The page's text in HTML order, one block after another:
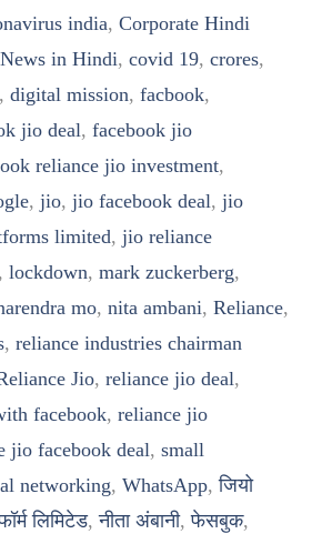
india, Corporate Hindi
in Hindi, covid 19, crores,
, digital mission, facbook,
jio deal, facebook jio
reliance jio investment,
, jio, jio facebook deal, jio
limited, jio reliance
, lockdown, mark zuckerberg,
mo, nita ambani, Reliance,
, reliance industries chairman
Jio, reliance jio deal,
facebook, reliance jio
jio facebook deal, small
networking, WhatsApp,जियो
लिमिटेड,नीता अंबानी,फेसबुक,